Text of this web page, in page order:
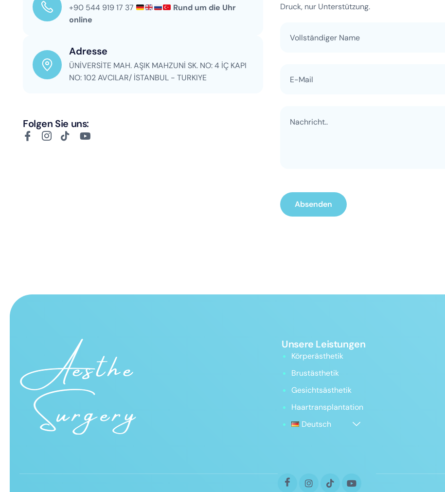
+90 544 919 17 37
Rund um die Uhr
online
Adresse
ÜNİVERSİTE MAH. AŞIK MAHZUNİ SK. NO: 4 İÇ KAPI
NO: 102 AVCILAR/ İSTANBUL - TURKIYE
Folgen Sie uns:
Druck, nur Unterstützung.
Unsere Leistungen
Körperästhetik
Brustästhetik
Gesichtsästhetik
Haartransplantation
Deutsch